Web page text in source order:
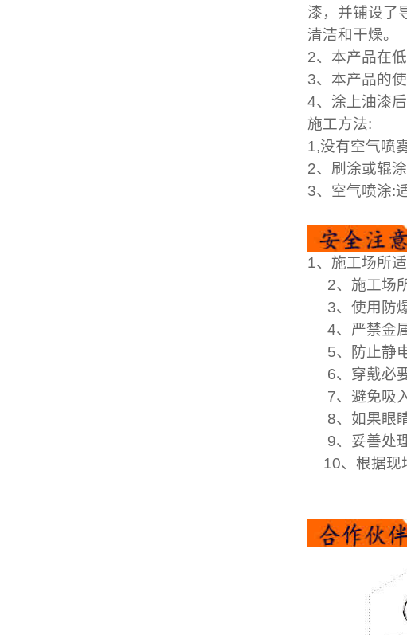
漆，并铺设了
清洁和干燥。
2、本产品在
3、本产品的
4、涂上油漆
施工方法:
1,没有空气喷
2、刷涂或辊涂
3、空气喷涂:
1、施工场所适
2、施工场所
3、使用防爆
4、严禁金属
5、防止静电
6、穿戴必要
7、避免吸入
8、如果眼睛
9、妥善处理
10、根据现